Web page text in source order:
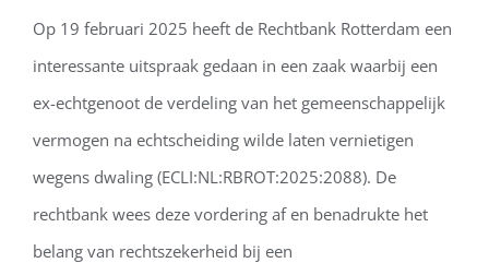
Op 19 februari 2025 heeft de Rechtbank Rotterdam een
interessante uitspraak gedaan in een zaak waarbij een
ex-echtgenoot de verdeling van het gemeenschappelijk
vermogen na echtscheiding wilde laten vernietigen
wegens dwaling (ECLI:NL:RBROT:2025:2088). De
rechtbank wees deze vordering af en benadrukte het
belang van rechtszekerheid bij een